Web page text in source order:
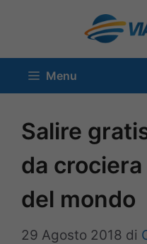
contenuto
Menu
Salire
da
del mondo
29 Agosto 2018 di